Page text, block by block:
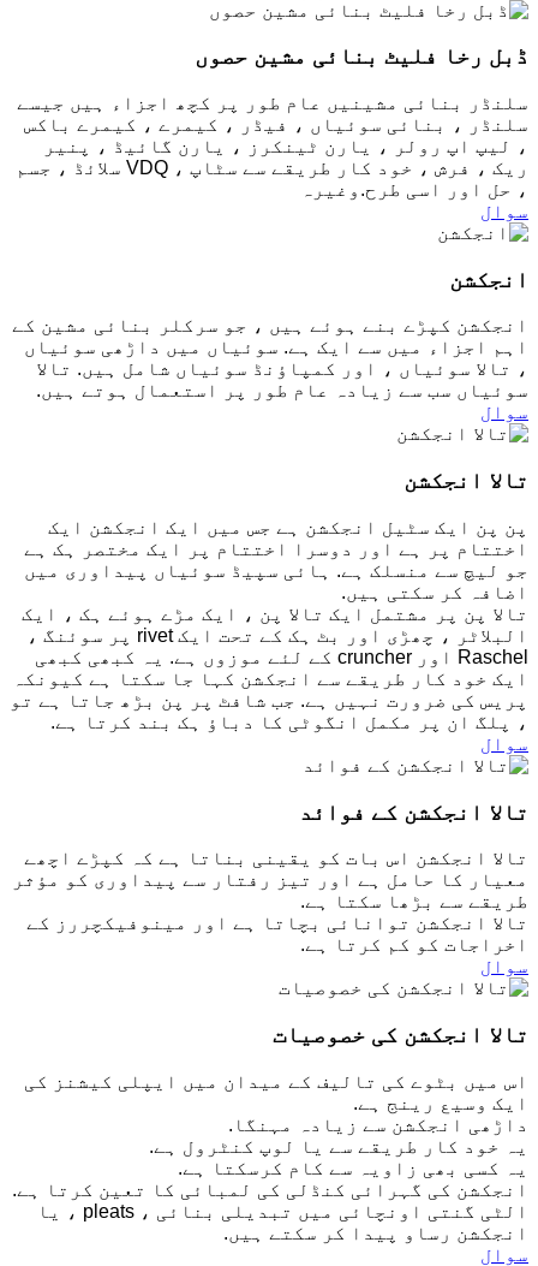
ڈبل رخا فلیٹ بنائی مشین حصوں
سلنڈر بنائی مشینیں عام طور پر کچھ اجزاء ہیں جیسے
سلنڈر ، بنائی سوئیاں ، فیڈر ، کیمرے ، کیمرے باکس
، لیپ اپ رولر ، یارن ٹینکرز ، یارن گائیڈ ، پنیر
ریک ، فرش ، خود کار طریقے سے سٹاپ ، VDQ سلائڈ ، جسم
، حل اور اسی طرح.وغیرہ
سوال
انجکشن
انجکشن کپڑے بنے ہوئے ہیں ، جو سرکلر بنائی مشین کے
اہم اجزاء میں سے ایک ہے. سوئیاں میں داڑھی سوئیاں
، تالا سوئیاں ، اور کمپاؤنڈ سوئیاں شامل ہیں. تالا
سوئیاں سب سے زیادہ عام طور پر استعمال ہوتے ہیں.
سوال
تالا انجکشن
پن پن ایک سٹیل انجکشن ہے جس میں ایک انجکشن ایک
اختتام پر ہے اور دوسرا اختتام پر ایک مختصر ہک ہے
جو لیچ سے منسلک ہے. ہائی سپیڈ سوئیاں پیداوری میں
اضافہ کر سکتی ہیں.
تالا پن پر مشتمل ایک تالا پن ، ایک مڑے ہوئے ہک ، ایک
البلاٹر ، چھڑی اور بٹ ہک کے تحت ایک rivet پر سوئنگ ،
Raschel اور cruncher کے لئے موزوں ہے. یہ کبھی کبھی
ایک خود کار طریقے سے انجکشن کہا جا سکتا ہے کیونکہ
پریس کی ضرورت نہیں ہے. جب شافٹ پر پن بڑھ جاتا ہے تو
، پلگ ان پر مکمل انگوٹی کا دباؤ ہک بند کرتا ہے.
سوال
تالا انجکشن کے فوائد
تالا انجکشن اس بات کو یقینی بناتا ہے کہ کپڑے اچھے
معیار کا حامل ہے اور تیز رفتار سے پیداوری کو مؤثر
طریقے سے بڑھا سکتا ہے.
تالا انجکشن توانائی بچاتا ہے اور مینوفیکچررز کے
اخراجات کو کم کرتا ہے.
سوال
تالا انجکشن کی خصوصیات
اس میں بٹوے کی تالیف کے میدان میں ایپلی کیشنز کی
ایک وسیع رینج ہے.
داڑھی انجکشن سے زیادہ مہنگا.
یہ خود کار طریقے سے یا لوپ کنٹرول ہے.
یہ کسی بھی زاویہ سے کام کرسکتا ہے.
انجکشن کی گہرائی کنڈلی کی لمبائی کا تعین کرتا ہے.
الٹی گنتی اونچائی میں تبدیلی بنائی ، pleats ، یا
انجکشن رساو پیدا کر سکتے ہیں.
سوال